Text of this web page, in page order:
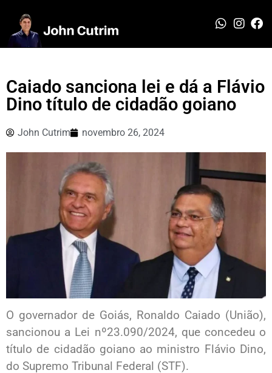
Caiado sanciona lei e dá a Flávio
Dino título de cidadão goiano
John Cutrim novembro 26, 2024
O governador de Goiás, Ronaldo Caiado (União),
sancionou a Lei nº23.090/2024, que concedeu o
título de cidadão goiano ao ministro Flávio Dino,
do Supremo Tribunal Federal (STF).